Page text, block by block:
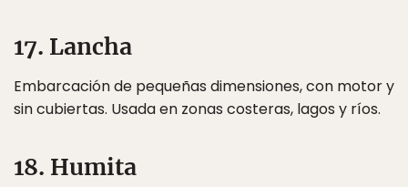
17. Lancha
Embarcación de pequeñas dimensiones, con motor y
sin cubiertas. Usada en zonas costeras, lagos y ríos.
18. Humita